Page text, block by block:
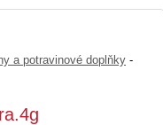
a potravinové doplňky -